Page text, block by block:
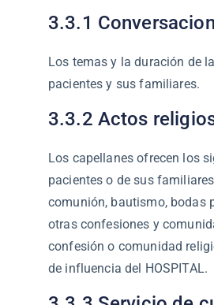
3.3.1
Los temas y la duración de
pacientes y sus familiares.
3.3.2 Actos
Los capellanes ofrecen los
pacientes o de sus
comunión, bautismo, bodas
otras confesiones y
confesión o comunidad
de influencia del HOSPITAL.